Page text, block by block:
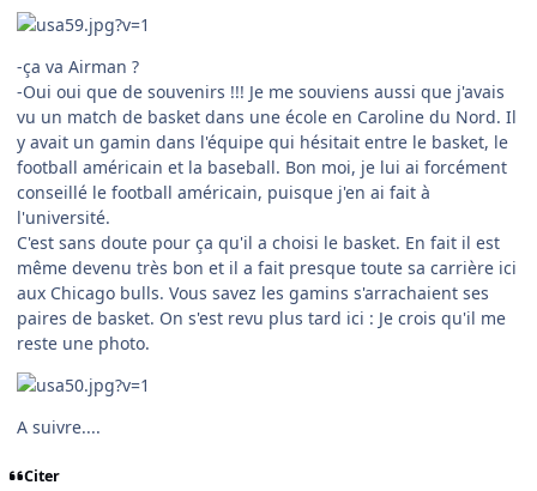
-ça va Airman ?
-Oui oui que de souvenirs !!! Je me souviens aussi que j'avais
vu un match de basket dans une école en Caroline du Nord. Il
y avait un gamin dans l'équipe qui hésitait entre le basket, le
football américain et la baseball. Bon moi, je lui ai forcément
conseillé le football américain, puisque j'en ai fait à
l'université.
C'est sans doute pour ça qu'il a choisi le basket. En fait il est
même devenu très bon et il a fait presque toute sa carrière ici
aux Chicago bulls. Vous savez les gamins s'arrachaient ses
paires de basket. On s'est revu plus tard ici : Je crois qu'il me
reste une photo.
A suivre....
Citer